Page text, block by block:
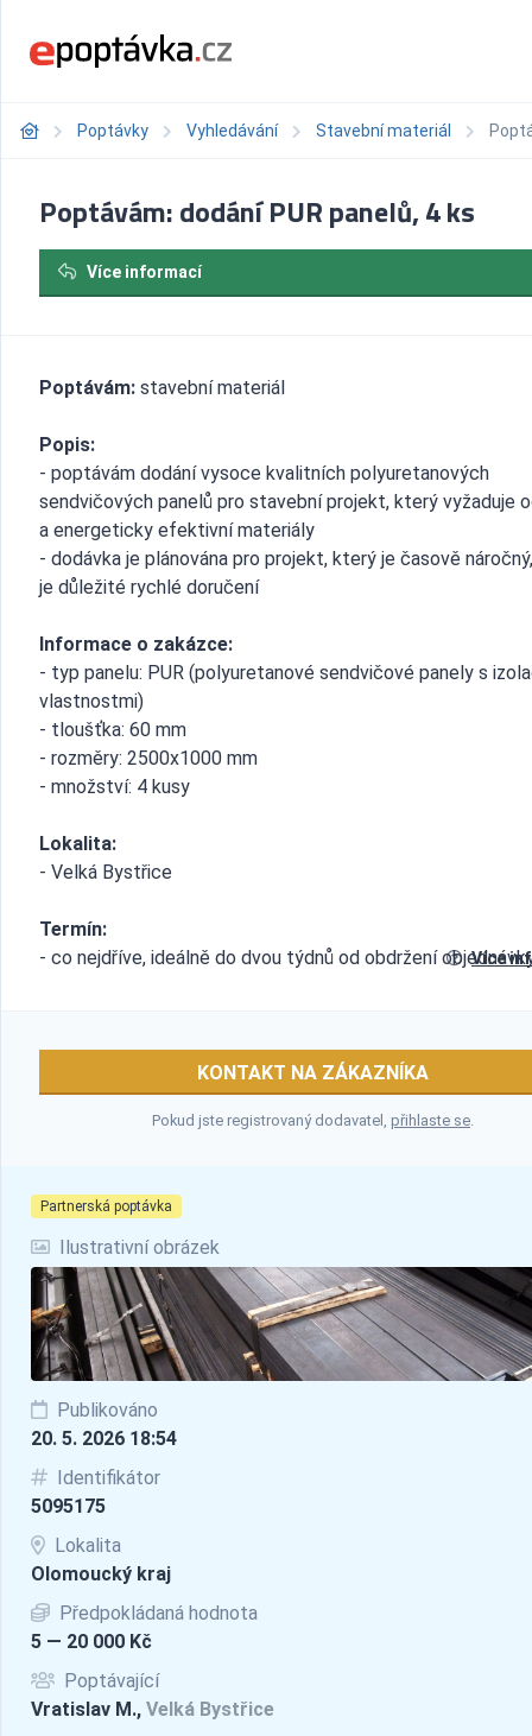
Poptávky Vyhledávání Stavební materiál
Partnerská poptávka
Ilustrativní obrázek
Publikováno
20. 5. 2026 18:54
Identifikátor
5095175
Lokalita
Olomoucký kraj
Předpokládaná hodnota
5 — 20 000 Kč
Poptávající
Vratislav M., Velká Bystřice
Poptávám: dodání PUR panelů, 4 ks
Více informací
Poptávám: stavební materiál
Popis:
- poptávám dodání vysoce kvalitních polyuretanových
sendvičových panelů pro stavební projekt, který vyžaduje
a energeticky efektivní materiály
- dodávka je plánována pro projekt, který je časově
je důležité rychlé doručení
Informace o zakázce:
- typ panelu: PUR (polyuretanové sendvičové panely s
vlastnostmi)
- tloušťka: 60 mm
- rozměry: 2500x1000 mm
- množství: 4 kusy
Lokalita:
- Velká Bystřice
Termín:
- co nejdříve, ideálně do dvou týdnů od obdržení
Více
KONTAKT NA ZÁKAZNÍKA
Pokud jste registrovaný dodavatel, přihlaste se.